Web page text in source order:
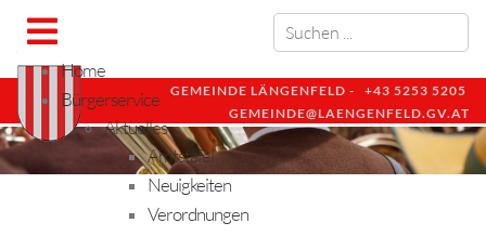
GEMEINDE LÄNGENFELD - +43 5253 5205
GEMEINDE@LAENGENFELD.GV.AT
Home
Bürgerservice
Aktuelles
Amtstafel
Neuigkeiten
Verordnungen